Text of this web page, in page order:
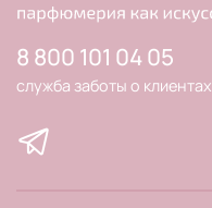
8 800 101 04 05
служба заботы о клиентах